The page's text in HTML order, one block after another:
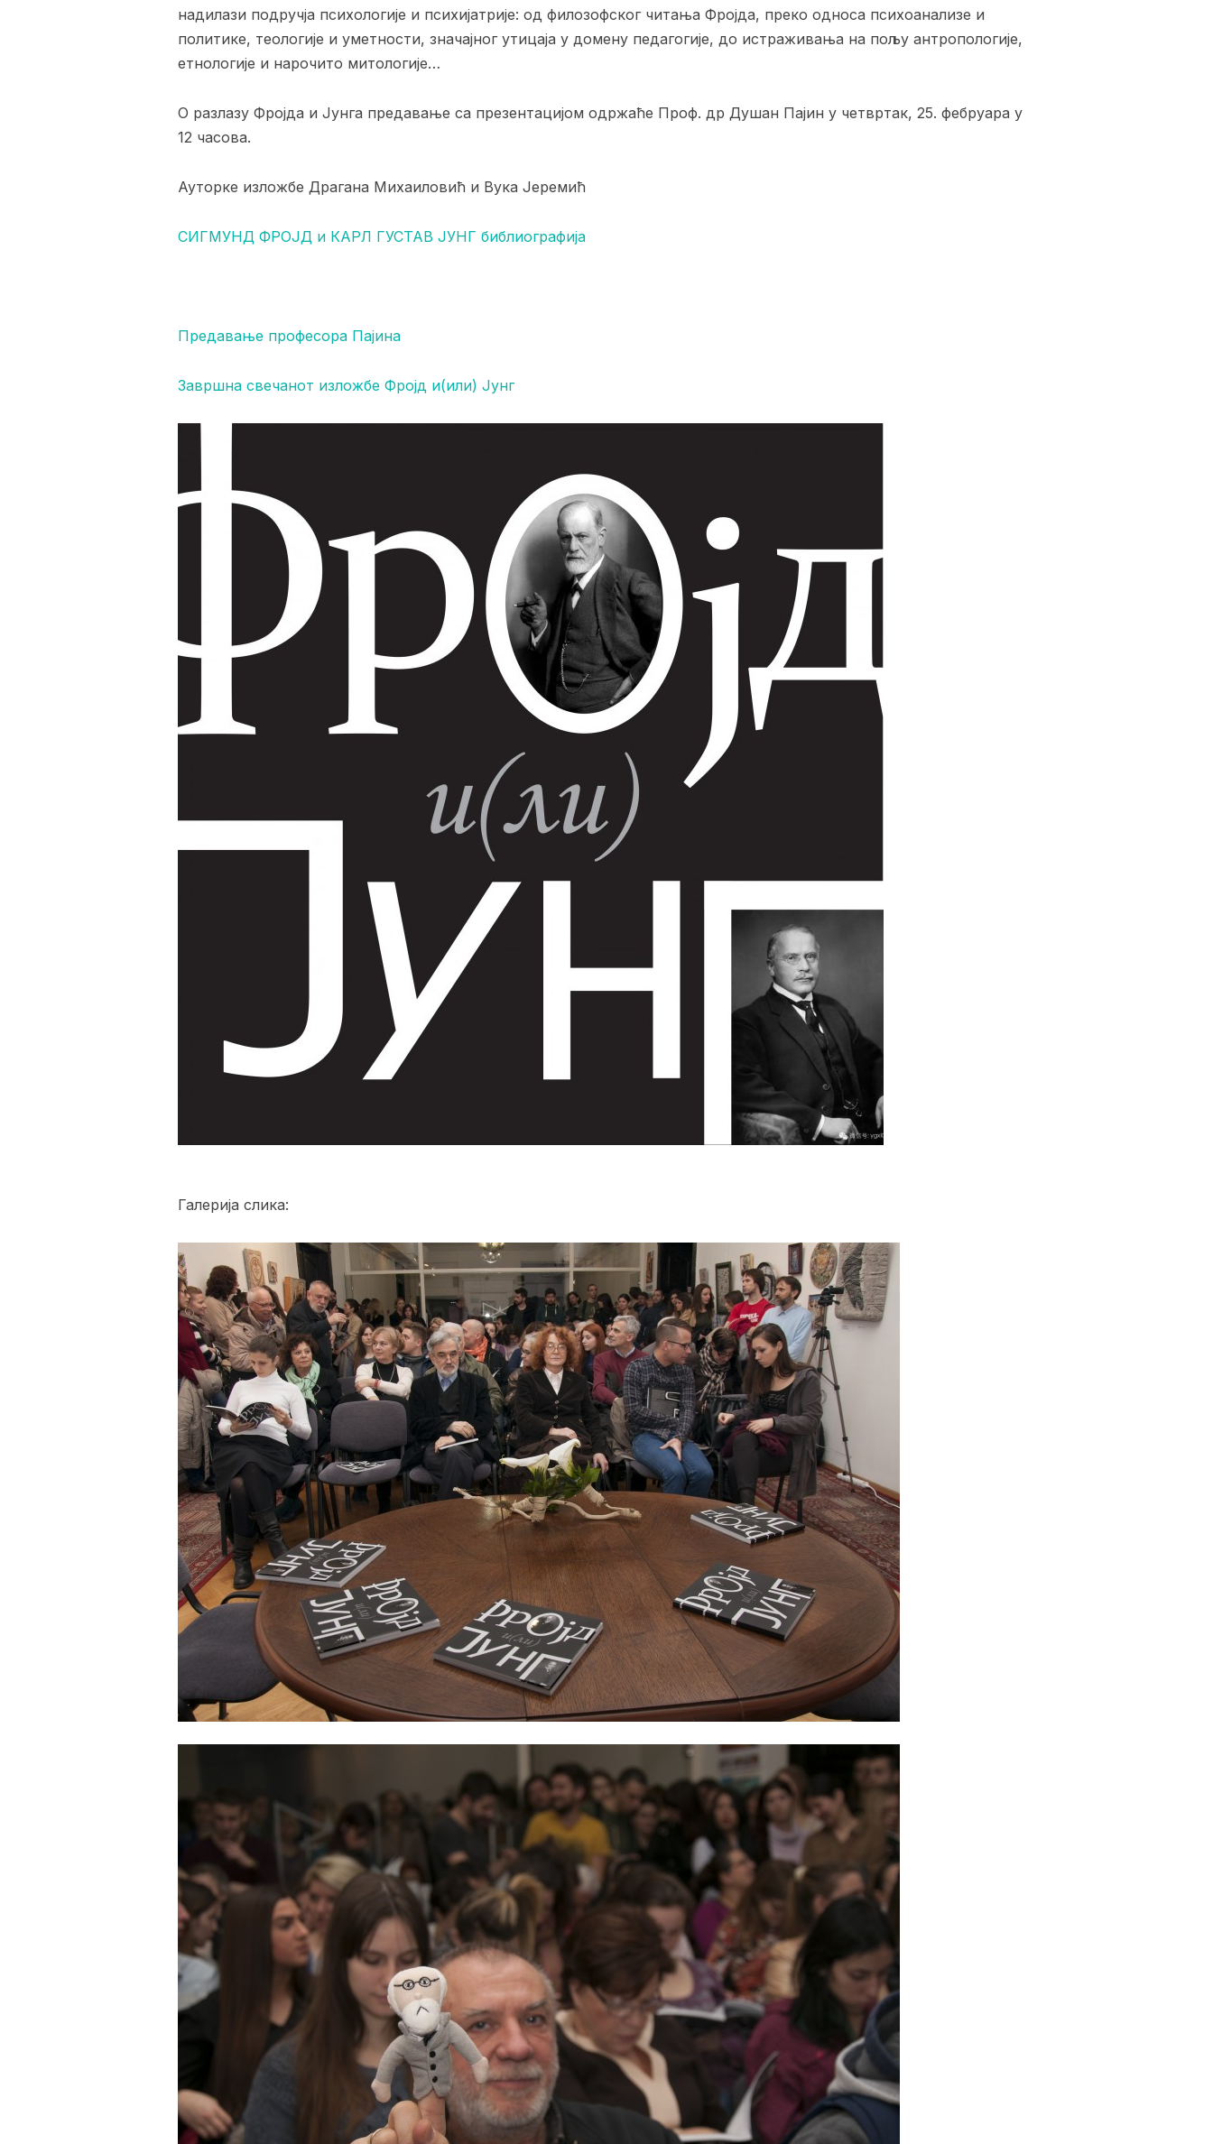
надилази подручја психологије и психијатрије: од филозофског читања Фројда, преко односа психоанализе и
политике, теологије и уметности, значајног утицаја у домену педагогије, до истраживања на пољу антропологије,
етнологије и нарочито митологије…
О разлазу Фројда и Јунга предавање са презентацијом одржаће Проф. др Душан Пајин у четвртак, 25. фебруара у
12 часова.
Ауторке изложбе Драгана Михаиловић и Вука Јеремић
СИГМУНД ФРОЈД и КАРЛ ГУСТАВ ЈУНГ библиографија
Предавање професора Пајина
Завршна свечанот изложбе Фројд и(или) Јунг
Галерија слика: